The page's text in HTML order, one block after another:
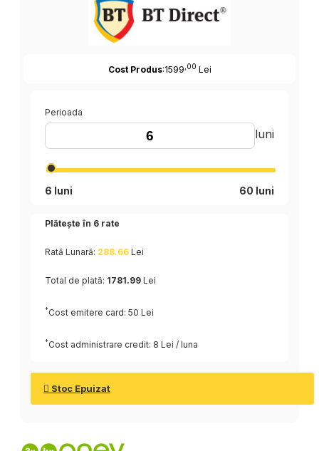
Cost Produs:1599 ,00 Lei
Perioada
luni
6 luni 60 luni
Plătește în 6 rate
Rată Lunară: 288.66 Lei
Total de plată: 1781.99 Lei
* Cost emitere card: 50 Lei
* Cost administrare credit: 8 Lei / luna
Stoc Epuizat